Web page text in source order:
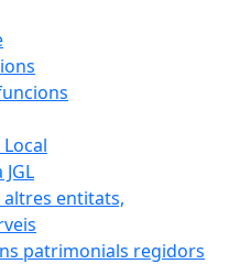
altres entitats,
patrimonials regidors